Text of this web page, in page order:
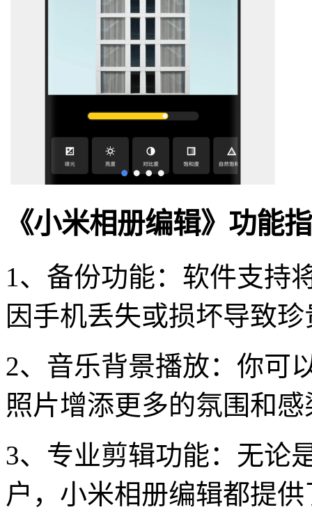
《小米相册编辑》功能
1、备份功能：软件支持
因手机丢失或损坏导致
2、音乐背景播放：你可
照片增添更多的氛围和
3、专业剪辑功能：无论
户，小米相册编辑都提